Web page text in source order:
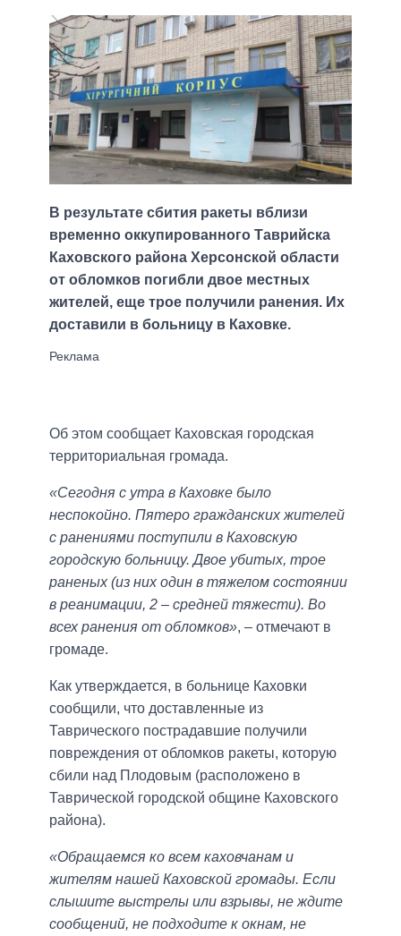
В результате сбития ракеты вблизи
временно оккупированного Таврийска
Каховского района Херсонской области
от обломков погибли двое местных
жителей, еще трое получили ранения. Их
доставили в больницу в Каховке.
Об этом сообщает Каховская городская
территориальная громада.
«Сегодня с утра в Каховке было
неспокойно. Пятеро гражданских жителей
с ранениями поступили в Каховскую
городскую больницу. Двое убитых, трое
раненых (из них один в тяжелом состоянии
в реанимации, 2 – средней тяжести). Во
всех ранения от обломков», – отмечают в
громаде.
Как утверждается, в больнице Каховки
сообщили, что доставленные из
Таврического пострадавшие получили
повреждения от обломков ракеты, которую
сбили над Плодовым (расположено в
Таврической городской общине Каховского
района).
«Обращаемся ко всем каховчанам и
жителям нашей Каховской громады. Если
слышите выстрелы или взрывы, не ждите
сообщений, не подходите к окнам, не